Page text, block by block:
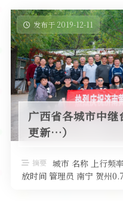
关于黄河
黄河使命
黄河新闻
政策法规
活动竞赛
行业新闻
无线电资料
BA4II
图文教程
视频资料
HAM技巧
软件
器材专区
车载类别
摩托车
编号申请
黄河直播
编号查询
发布于 2019-12-11
广西省各城市中
更新…）
摘要 城市 名称 上行频
放时间 管理员 南宁 贺州